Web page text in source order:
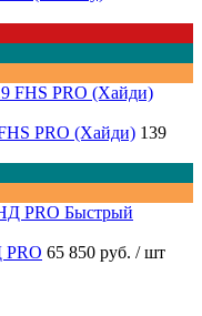
PRO (Хайди) 139
Быстрый
65 850 руб. / шт